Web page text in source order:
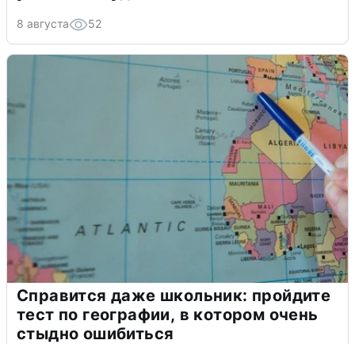
8 августа 52
Справится даже школьник: пройдите
тест по географии, в котором очень
стыдно ошибиться